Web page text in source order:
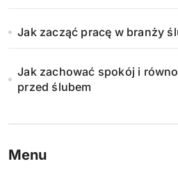
Jak zacząć pracę w branży
Jak zachować spokój i
przed ślubem
Menu